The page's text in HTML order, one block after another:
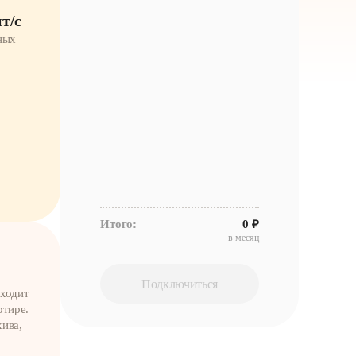
­­с
Итого: 0 ₽
в месяц
Подключиться